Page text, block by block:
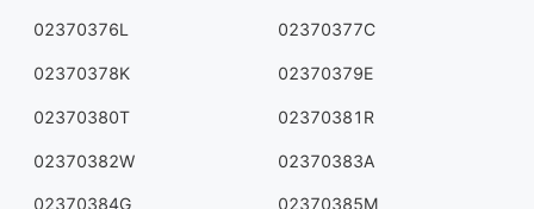
02370376L 02370377C
02370378K 02370379E
02370380T 02370381R
02370382W 02370383A
02370384G 02370385M